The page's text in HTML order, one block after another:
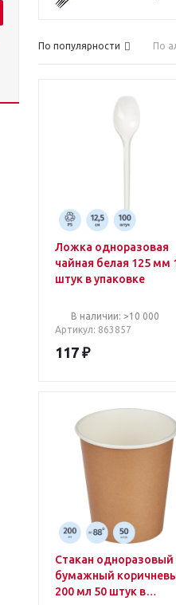
По популярности По
Ложка одноразовая
чайная белая 125 мм
штук в упаковке
В наличии: >10 000
Артикул: 863857
117 ₽
Стакан одноразовый
бумажный
200 мл 50 штук в